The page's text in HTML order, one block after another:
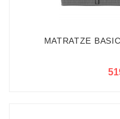
MATRATZE